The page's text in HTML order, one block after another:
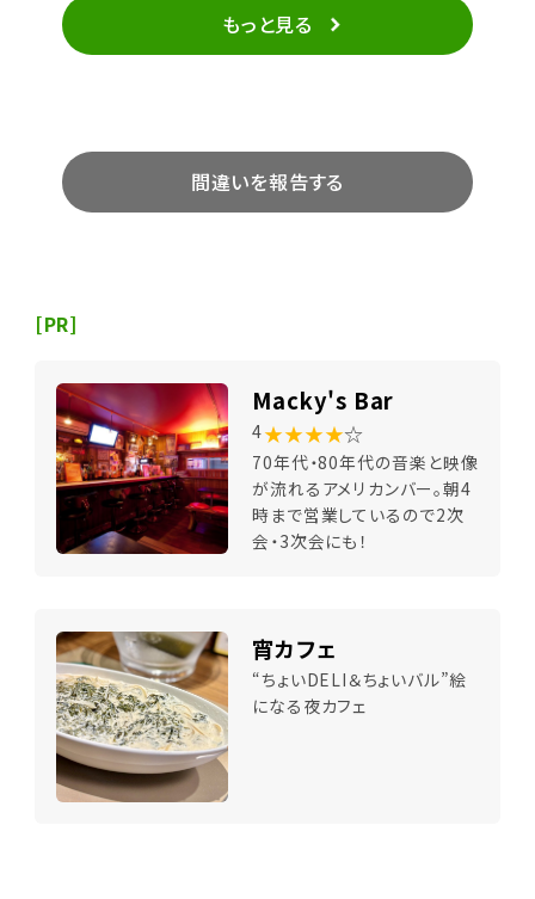
もっと見る
間違いを報告する
[PR]
Macky's Bar
4★★★★☆
70年代・80年代の音楽と映像
が流れるアメリカンバー。朝4
時まで営業しているので2次
会・3次会にも！
宵カフェ
“ちょいDELI＆ちょいバル”絵
になる夜カフェ